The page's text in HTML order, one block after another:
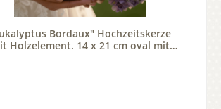
Bordaux" Hochzeitskerze
Holzelement. 14 x 21 cm oval mit